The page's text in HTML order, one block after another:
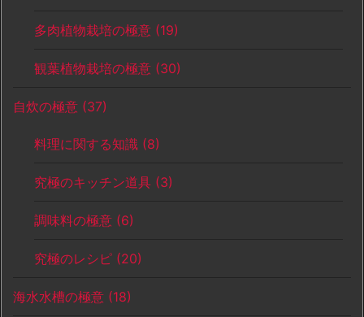
多肉植物栽培の極意 (19)
観葉植物栽培の極意 (30)
自炊の極意 (37)
料理に関する知識 (8)
究極のキッチン道具 (3)
調味料の極意 (6)
究極のレシピ (20)
海水水槽の極意 (18)